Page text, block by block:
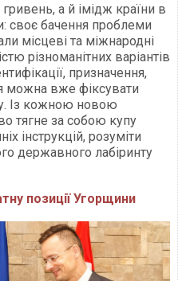
а й імідж країни в
своє бачення проблеми
місцеві та міжнародні
різноманітних варіантів
призначення,
можна вже фіксувати
Із кожною новою
тягне за собою купу
інструкцій, розуміти
державного лабіринту
позиції Угорщини